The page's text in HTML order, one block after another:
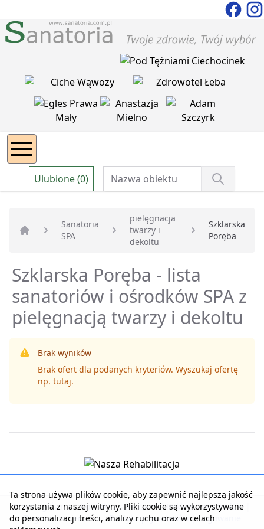
Ulubione (0)
Strona główna
Sanatoria
SPA
pielęgnacja
twarzy i
dekoltu
Szklarska
Poręba
Szklarska Poręba - lista
sanatoriów i ośrodków SPA z
pielęgnacją twarzy i dekoltu
Brak wyników
Brak ofert dla podanych kryteriów. Wyszukaj ofertę
np. tutaj.
Strona główna | Kontakt z serwisem | Reklama w serwisie
Regulamin serwisu | Polityka prywatności | Logowanie
Ta strona używa plików cookie, aby zapewnić najlepszą jakość
korzystania z naszej witryny. Pliki cookie są wykorzystywane
do personalizacji treści, analizy ruchu oraz w celach